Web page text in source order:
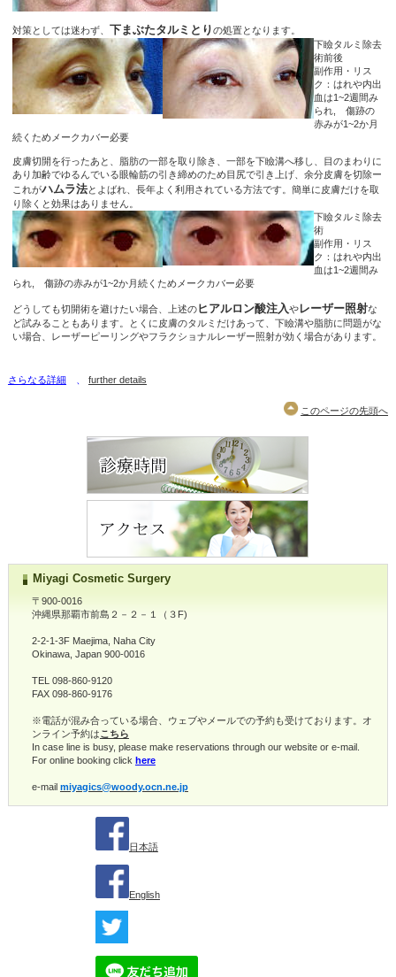
対策としては迷わず、 下まぶたタルミとりの処置となります。
下瞼タルミ除去
術前後
副作用・リス
ク：はれや内出
血は1~2週間み
られ, 傷跡の
赤みが1~2か月
続くためメークカバー必要
皮膚切開を行ったあと、脂肪の一部を取り除き、一部を下瞼溝へ移し、目のまわりに
あり加齢でゆるんでいる眼輪筋の引き締めのため目尻で引き上げ、余分皮膚を切除ー
これがハムラ法とよばれ、長年よく利用されている方法です。簡単に皮膚だけを取
り除くと効果はありません。
下瞼タルミ除去
術
副作用・リス
ク：はれや内出
血は1~2週間み
られ, 傷跡の赤みが1~2か月続くためメークカバー必要
どうしても切開術を避けたい場合、上述のヒアルロン酸注入やレーザー照射な
ど試みることもあります。とくに皮膚のタルミだけあって、下瞼溝や脂肪に問題がな
い場合、レーザーピーリングやフラクショナルレーザー照射が効く場合があります。
さらなる詳細 further details
このページの先頭へ
Miyagi Cosmetic Surgery
〒900-0016
沖縄県那覇市前島２－２－１（３F)
2-2-1-3F Maejima, Naha City
Okinawa, Japan 900-0016
TEL 098-860-9120
FAX 098-860-9176
※電話が混み合っている場合、ウェブやメールでの予約も受けております。オ
ンライン予約はこちら
In case line is busy, please make reservations through our website or e-mail.
For online booking click here
e-mail miyagics@woody.ocn.ne.jp
日本語
English